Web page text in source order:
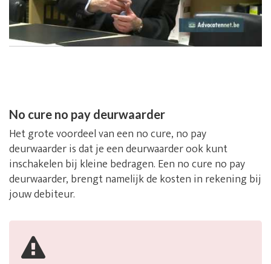
No cure no pay deurwaarder
Het grote voordeel van een no cure, no pay
deurwaarder is dat je een deurwaarder ook kunt
inschakelen bij kleine bedragen. Een no cure no pay
deurwaarder, brengt namelijk de kosten in rekening bij
jouw debiteur.